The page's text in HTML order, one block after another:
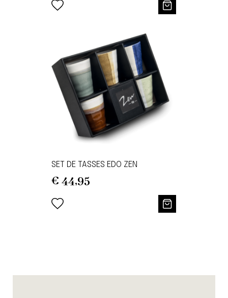
SET DE TASSES EDO ZEN
€ 44,95